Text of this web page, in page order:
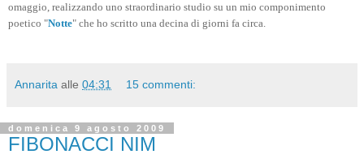
omaggio, realizzando uno straordinario studio su un mio componimento
poetico "Notte" che ho scritto una decina di giorni fa circa.
Annarita alle 04:31 15 commenti:
domenica 9 agosto 2009
FIBONACCI NIM